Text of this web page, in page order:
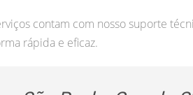
contam com nosso suporte
rápida e eficaz.